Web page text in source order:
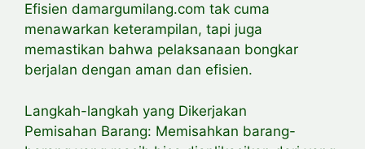
Efisien damargumilang.com tak cuma
menawarkan keterampilan, tapi juga
memastikan bahwa pelaksanaan bongkar
berjalan dengan aman dan efisien.
Langkah-langkah yang Dikerjakan
Pemisahan Barang: Memisahkan barang-